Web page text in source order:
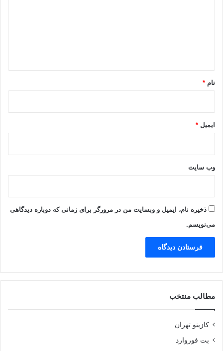
نام *
ایمیل *
وب‌ سایت
ذخیره نام، ایمیل و وبسایت من در مرورگر برای زمانی که دوباره دیدگاهی
می‌نویسم.
مطالب منتخب
کازینو تهران
بت فوروارد